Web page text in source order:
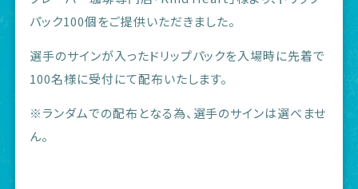
パック100個をご提供いただきました。
選手のサインが入ったドリップパックを入場時に先着で
100名様に受付にて配布いたします。
※ランダムでの配布となる為、選手のサインは選べませ
ん。